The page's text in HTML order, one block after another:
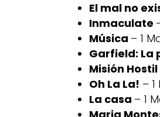
El mal no
Inmaculate
Música – 1
Garfield: La
Misión Hostil
Oh La La! –
La casa – 1